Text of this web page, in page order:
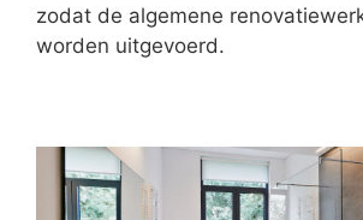
zodat de algemene
worden uitgevoerd.